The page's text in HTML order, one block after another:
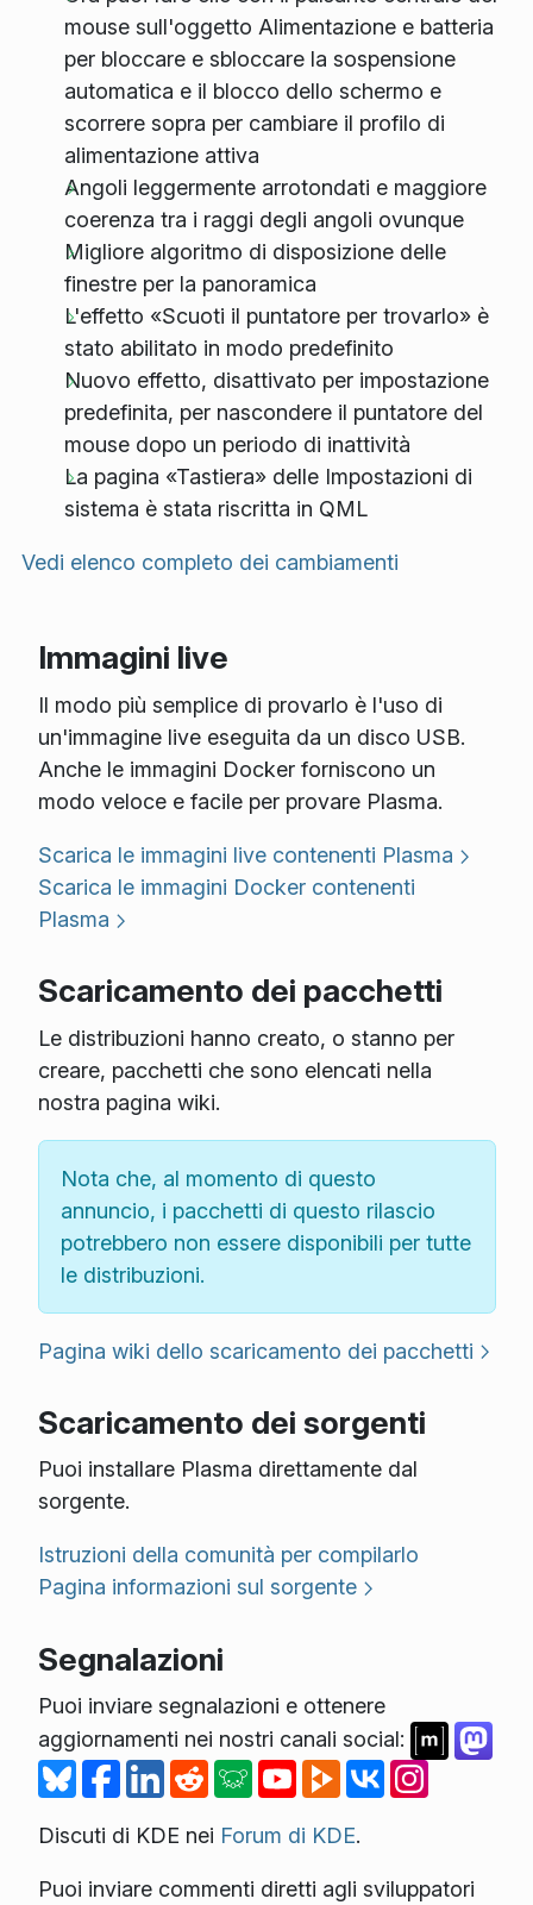
mouse sull'oggetto Alimentazione e batteria
per bloccare e sbloccare la sospensione
automatica e il blocco dello schermo e
scorrere sopra per cambiare il profilo di
alimentazione attiva
Angoli leggermente arrotondati e maggiore
coerenza tra i raggi degli angoli ovunque
Migliore algoritmo di disposizione delle
finestre per la panoramica
L'effetto «Scuoti il puntatore per trovarlo» è
stato abilitato in modo predefinito
Nuovo effetto, disattivato per impostazione
predefinita, per nascondere il puntatore del
mouse dopo un periodo di inattività
La pagina «Tastiera» delle Impostazioni di
sistema è stata riscritta in QML
Vedi elenco completo dei cambiamenti
Immagini live
Il modo più semplice di provarlo è l'uso di
un'immagine live eseguita da un disco USB.
Anche le immagini Docker forniscono un
modo veloce e facile per provare Plasma.
Scarica le immagini live contenenti Plasma
Scarica le immagini Docker contenenti
Plasma
Scaricamento dei pacchetti
Le distribuzioni hanno creato, o stanno per
creare, pacchetti che sono elencati nella
nostra pagina wiki.
Nota che, al momento di questo
annuncio, i pacchetti di questo rilascio
potrebbero non essere disponibili per tutte
le distribuzioni.
Pagina wiki dello scaricamento dei pacchetti
Scaricamento dei sorgenti
Puoi installare Plasma direttamente dal
sorgente.
Istruzioni della comunità per compilarlo
Pagina informazioni sul sorgente
Segnalazioni
Puoi inviare segnalazioni e ottenere
aggiornamenti nei nostri canali social:
Discuti di KDE nei Forum di KDE.
Puoi inviare commenti diretti agli sviluppatori